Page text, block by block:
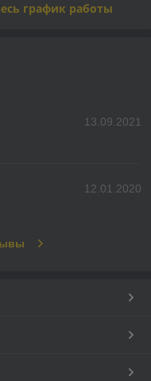
график работы
13.09.2021
12.01.2020